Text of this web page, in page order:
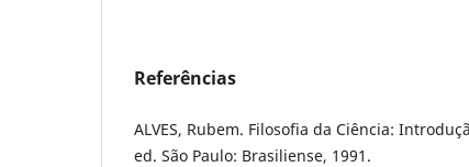
Referências
ALVES, Rubem. Filosofia da Ciência:
ed. São Paulo: Brasiliense, 1991.